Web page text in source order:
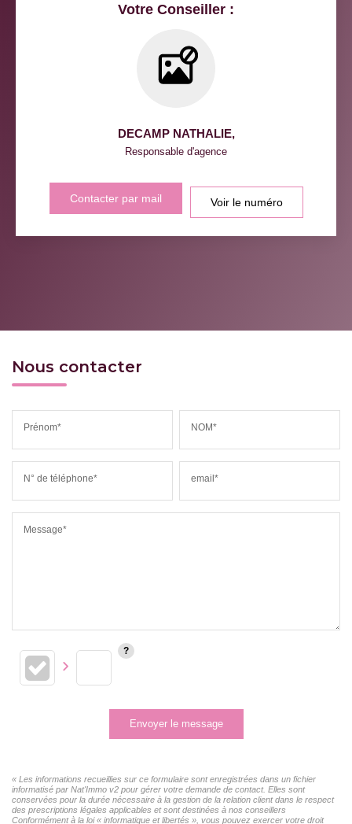
Votre Conseiller :
DECAMP NATHALIE,
Responsable d'agence
Contacter par mail Voir le numéro
Nous contacter
Prénom* NOM*
N° de téléphone* email*
Message*
Envoyer le message
« Les informations recueillies sur ce formulaire sont enregistrées dans un fichier
informatisé par Nat'Immo v2 pour gérer votre demande de contact. Elles sont
conservées pour la durée nécessaire à la gestion de la relation client dans le respect
des prescriptions légales applicables et sont destinées à nos conseillers
Conformément à la loi « informatique et libertés », vous pouvez exercer votre droit